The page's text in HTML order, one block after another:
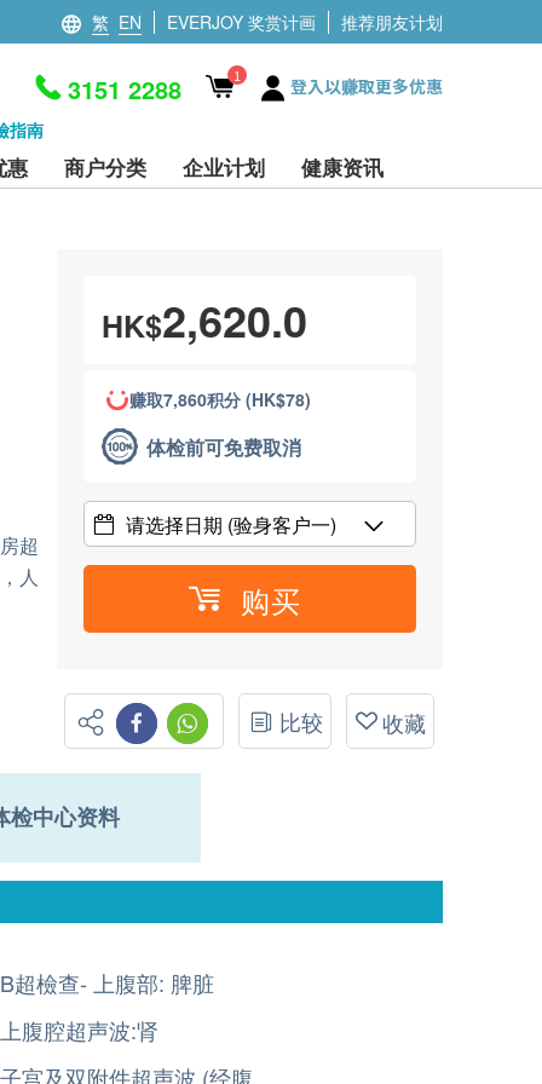
繁 EN EVERJOY 奖赏计画 推荐朋友计划
指南
3151 2288 1 登入以赚取更多优惠
惠 商户分类 企业计划 健康资讯
超
人
HK$2,620.0
赚取7,860积分 (HK$78)
体检前可免费取消
请选择日期 (验身客户一)
购买
比较 收藏
检中心资料
B超檢查- 上腹部: 脾脏
上腹腔超声波:肾
子宫及双附件超声波 (经腹